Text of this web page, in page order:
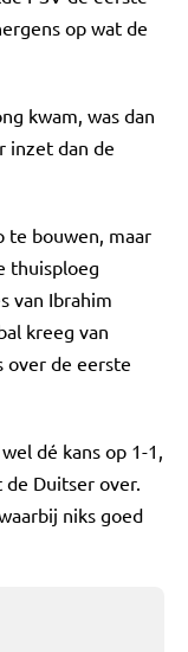
op wat de
kwam, was dan
inzet dan de
te bouwen, maar
thuisploeg
van Ibrahim
kreeg van
over de eerste
dé kans op 1-1,
de Duitser over.
niks goed